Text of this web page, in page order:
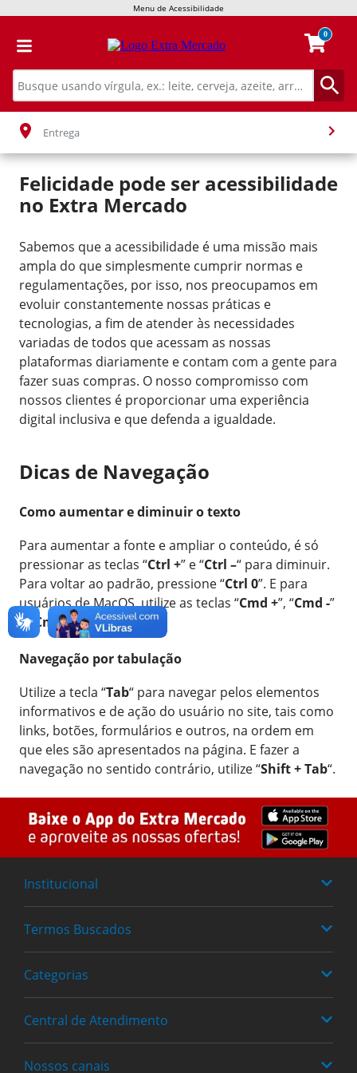
Menu de Acessibilidade
0
Entrega
Felicidade pode ser acessibilidade
no Extra Mercado
Sabemos que a acessibilidade é uma missão mais
ampla do que simplesmente cumprir normas e
regulamentações, por isso, nos preocupamos em
evoluir constantemente nossas práticas e
tecnologias, a fim de atender às necessidades
variadas de todos que acessam as nossas
plataformas diariamente e contam com a gente para
fazer suas compras. O nosso compromisso com
nossos clientes é proporcionar uma experiência
digital inclusiva e que defenda a igualdade.
Dicas de Navegação
Como aumentar e diminuir o texto
Para aumentar a fonte e ampliar o conteúdo, é só
pressionar as teclas “Ctrl +” e “Ctrl –“ para diminuir.
Para voltar ao padrão, pressione “Ctrl 0”. E para
usuários de MacOS, utilize as teclas “Cmd +”, “Cmd -”
e “ Cmd 0”.
Navegação por tabulação
Utilize a tecla “Tab“ para navegar pelos elementos
informativos e de ação do usuário no site, tais como
links, botões, formulários e outros, na ordem em
que eles são apresentados na página. E fazer a
navegação no sentido contrário, utilize “Shift + Tab“.
Institucional
Quem somos
Termos Buscados
Fraldas
Cervejas
Categorias
Alimentos
Central de Atendimento
0800 779-6761
Nossos canais